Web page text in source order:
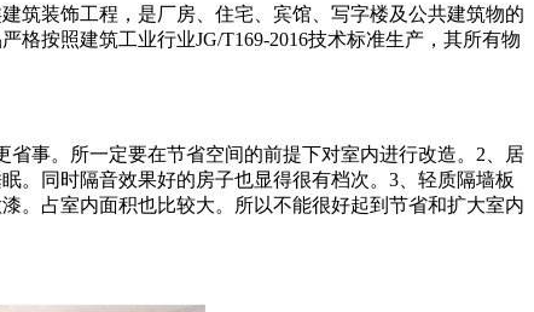
筑装饰工程，是厂房、住宅、宾馆、写字楼及公共建筑物的
按照建筑工业行业JG/T169-2016技术标准生产，其所有物
事。所一定要在节省空间的前提下对室内进行改造。2、居
。同时隔音效果好的房子也显得很有档次。3、轻质隔墙板
。占室内面积也比较大。所以不能很好起到节省和扩大室内